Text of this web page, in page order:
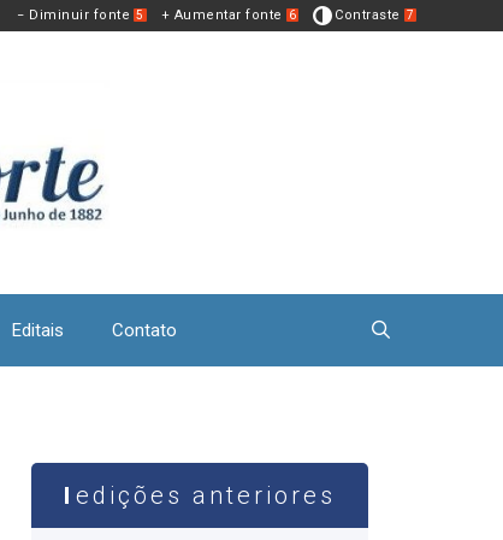
− Diminuir fonte 5 + Aumentar fonte 6 Contraste 7
Editais Contato
edições anteriores